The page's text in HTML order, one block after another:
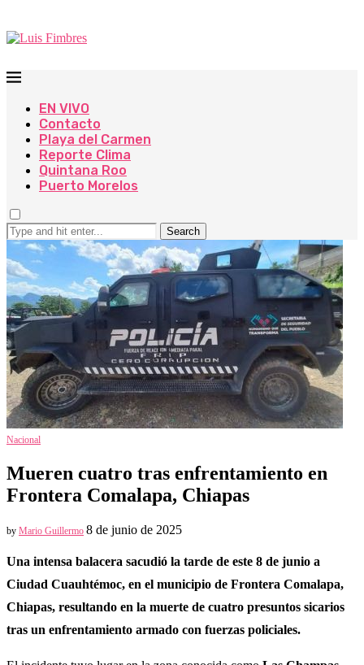
EN VIVO
Contacto
Playa del Carmen
Reporte Clima
Quintana Roo
Puerto Morelos
Search
Nacional
Mueren cuatro tras enfrentamiento en
Frontera Comalapa, Chiapas
by Mario Guillermo 8 de junio de 2025
Una intensa balacera sacudió la tarde de este 8 de junio a
Ciudad Cuauhtémoc, en el municipio de Frontera Comalapa,
Chiapas, resultando en la muerte de cuatro presuntos sicarios
tras un enfrentamiento armado con fuerzas policiales.